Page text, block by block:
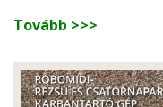
Tovább >>>